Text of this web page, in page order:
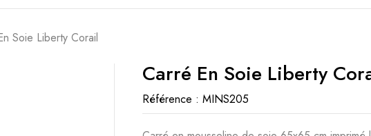
Soie Liberty Corail
Carré En Soie Liberty
Référence : MINS205